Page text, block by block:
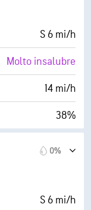
S 6 mi/h
Molto insalubre
14 mi/h
38%
0%
0%
S 6 mi/h